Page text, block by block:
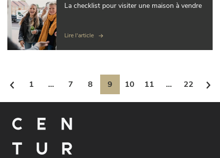
La checklist pour visiter une maison à vendre
Lire l'article
1 ... 7 8 9 10 11 ... 22